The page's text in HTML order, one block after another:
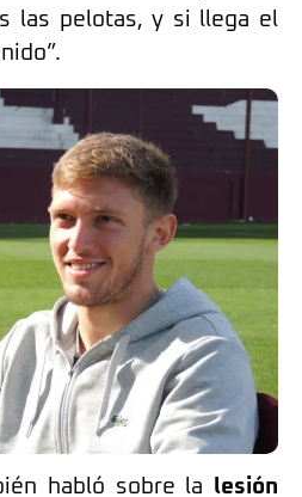
las pelotas, y si llega el
habló sobre la lesión